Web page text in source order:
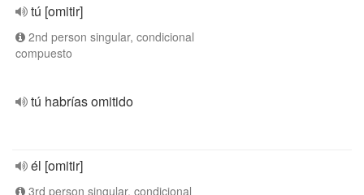
tú [omitir]
2nd person singular, condicional
compuesto
tú habrías omitido
él [omitir]
3rd person singular, condicional